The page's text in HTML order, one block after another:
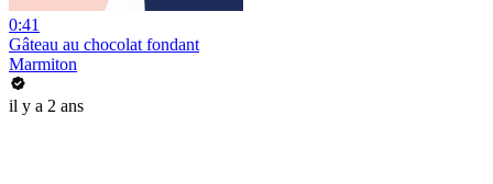
0:41
Gâteau au chocolat fondant
Marmiton
il y a 2 ans